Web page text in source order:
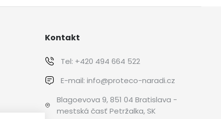
Kontakt
Tel: +420 494 664 522
E-mail: info@proteco-naradi.cz
Blagoevova 9, 851 04 Bratislava -
mestská časť Petržalka, SK